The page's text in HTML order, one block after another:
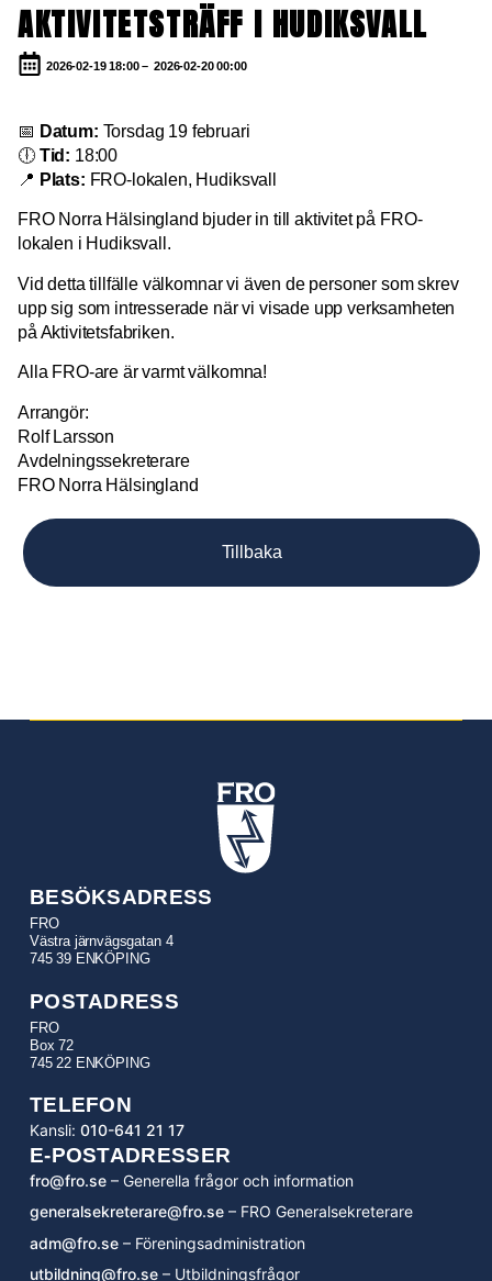
AKTIVITETSTRÄFF I HUDIKSVALL
2026-02-19 18:00 – 2026-02-20 00:00
📅 Datum: Torsdag 19 februari
🕕 Tid: 18:00
📍 Plats: FRO-lokalen, Hudiksvall
FRO Norra Hälsingland bjuder in till aktivitet på FRO-
lokalen i Hudiksvall.
Vid detta tillfälle välkomnar vi även de personer som skrev
upp sig som intresserade när vi visade upp verksamheten
på Aktivitetsfabriken.
Alla FRO-are är varmt välkomna!
Arrangör:
Rolf Larsson
Avdelningssekreterare
FRO Norra Hälsingland
Tillbaka
BESÖKSADRESS
FRO
Västra järnvägsgatan 4
745 39 ENKÖPING
POSTADRESS
FRO
Box 72
745 22 ENKÖPING
TELEFON
Kansli: 010-641 21 17
E-POSTADRESSER
fro@fro.se– Generella frågor och information
generalsekreterare@fro.se– FRO Generalsekreterare
adm@fro.se– Föreningsadministration
utbildning@fro.se– Utbildningsfrågor